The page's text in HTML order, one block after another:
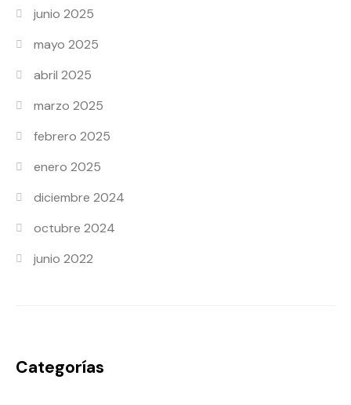
junio 2025
mayo 2025
abril 2025
marzo 2025
febrero 2025
enero 2025
diciembre 2024
octubre 2024
junio 2022
Categorías